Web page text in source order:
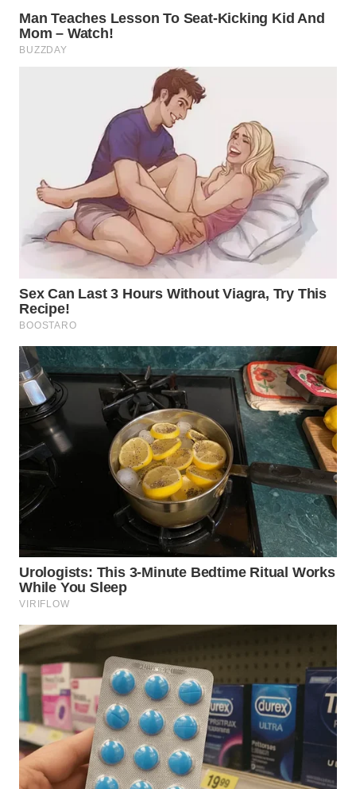
TANJUNG
LESUNG
SIMALUNGUN
WN
LABUHANBATU
TAPANULI
TENGAH
SERDANG
WN
TEBING
TINGGI
WN
PAKPAK
KARAWANG
WN
BEKASI
WN
BOGOR
WN
DEPOK
WN
TAPANULI